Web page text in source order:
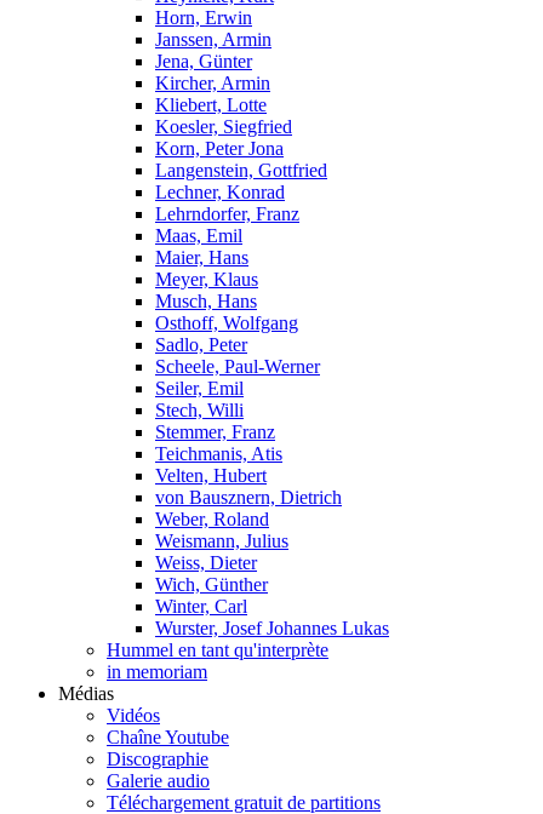
Horn, Erwin
Janssen, Armin
Jena, Günter
Kircher, Armin
Kliebert, Lotte
Koesler, Siegfried
Korn, Peter Jona
Langenstein, Gottfried
Lechner, Konrad
Lehrndorfer, Franz
Maas, Emil
Maier, Hans
Meyer, Klaus
Musch, Hans
Osthoff, Wolfgang
Sadlo, Peter
Scheele, Paul-Werner
Seiler, Emil
Stech, Willi
Stemmer, Franz
Teichmanis, Atis
Velten, Hubert
von Bausznern, Dietrich
Weber, Roland
Weismann, Julius
Weiss, Dieter
Wich, Günther
Winter, Carl
Wurster, Josef Johannes Lukas
Hummel en tant qu'interprète
in memoriam
Médias
Vidéos
Chaîne Youtube
Discographie
Galerie audio
Téléchargement gratuit de partitions